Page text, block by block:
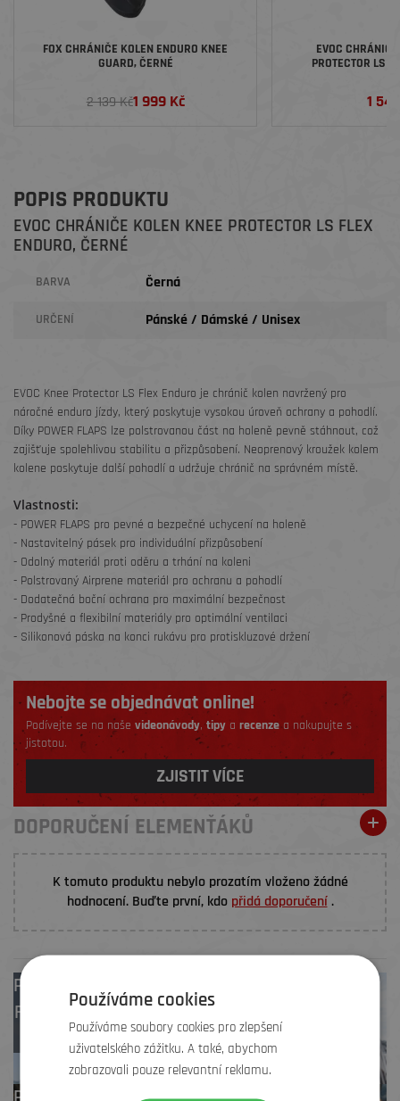
FOX CHRÁNIČE KOLEN ENDURO KNEE
GUARD, ČERNÉ
2 139 Kč1 999 Kč
EVOC
PROTECTOR LS
1
POPIS PRODUKTU
EVOC CHRÁNIČE KOLEN KNEE PROTECTOR LS FLEX
ENDURO, ČERNÉ
BARVA Černá
URČENÍ Pánské / Dámské / Unisex
EVOC Knee Protector LS Flex Enduro je chránič kolen navržený pro
náročné enduro jízdy, který poskytuje vysokou úroveň ochrany a pohodlí.
Díky POWER FLAPS lze polstrovanou část na holeně pevně stáhnout, což
zajišťuje spolehlivou stabilitu a přizpůsobení. Neoprenový kroužek kolem
kolene poskytuje další pohodlí a udržuje chránič na správném místě.
Vlastnosti:
- POWER FLAPS pro pevné a bezpečné uchycení na holeně
- Nastavitelný pásek pro individuální přizpůsobení
- Odolný materiál proti oděru a trhání na koleni
- Polstrovaný Airprene materiál pro ochranu a pohodlí
- Dodatečná boční ochrana pro maximální bezpečnost
- Prodyšné a flexibilní materiály pro optimální ventilaci
- Silikonová páska na konci rukávu pro protiskluzové držení
Nebojte se objednávat online!
Podívejte se na naše videonávody,tipy a recenzea nakupujte s
jistotou.
ZJISTIT VÍCE
DOPORUČENÍ ELEMENŤÁKŮ
K tomuto produktu nebylo prozatím vloženo žádné
hodnocení. Buďte první, kdo přidá doporučení.
Prodejny
Frýdek-Místek,
Zlín
Používáme cookies
Používáme soubory cookies pro zlepšení
uživatelského zážitku. A také, abychom
zobrazovali pouze relevantní reklamu.